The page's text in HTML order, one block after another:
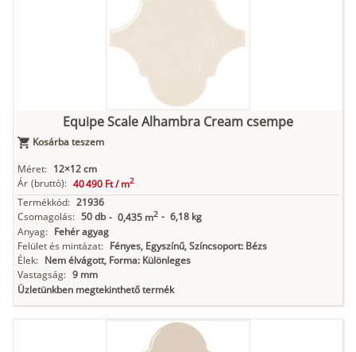
Equipe Scale Alhambra Cream csempe
Kosárba teszem
Méret: 12×12 cm
Ár (bruttó): 40 490 Ft /m2
Termékkód: 21936
Csomagolás: 50 db - 0,435 m2 - 6,18 kg
Anyag: Fehér agyag
Felület és mintázat: Fényes, Egyszínű, Színcsoport: Bézs
Élek: Nem élvágott, Forma: Különleges
Vastagság: 9 mm
Üzletünkben megtekinthető termék